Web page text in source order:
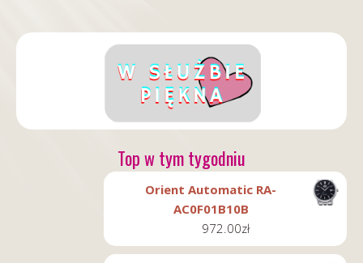
Top w tym tygodniu
Orient Automatic RA-
AC0F01B10B
972.00zł